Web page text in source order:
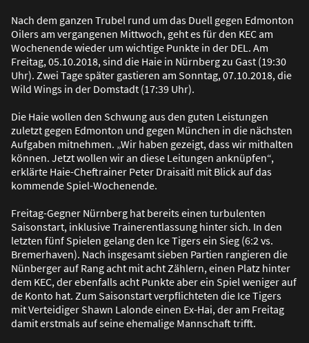
Nach dem ganzen Trubel rund um das Duell gegen Edmonton
Oilers am vergangenen Mittwoch, geht es für den KEC am
Wochenende wieder um wichtige Punkte in der DEL. Am
Freitag, 05.10.2018, sind die Haie in Nürnberg zu Gast (19:30
Uhr). Zwei Tage später gastieren am Sonntag, 07.10.2018, die
Wild Wings in der Domstadt (17:39 Uhr).
Die Haie wollen den Schwung aus den guten Leistungen
zuletzt gegen Edmonton und gegen München in die nächsten
Aufgaben mitnehmen. „Wir haben gezeigt, dass wir mithalten
können. Jetzt wollen wir an diese Leitungen anknüpfen“,
erklärte Haie-Cheftrainer Peter Draisaitl mit Blick auf das
kommende Spiel-Wochenende.
Freitag-Gegner Nürnberg hat bereits einen turbulenten
Saisonstart, inklusive Trainerentlassung hinter sich. In den
letzten fünf Spielen gelang den Ice Tigers ein Sieg (6:2 vs.
Bremerhaven). Nach insgesamt sieben Partien rangieren die
Nünberger auf Rang acht mit acht Zählern, einen Platz hinter
dem KEC, der ebenfalls acht Punkte aber ein Spiel weniger auf
de Konto hat. Zum Saisonstart verpflichteten die Ice Tigers
mit Verteidiger Shawn Lalonde einen Ex-Hai, der am Freitag
damit erstmals auf seine ehemalige Mannschaft trifft.